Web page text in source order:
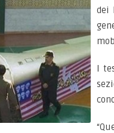
dei
I